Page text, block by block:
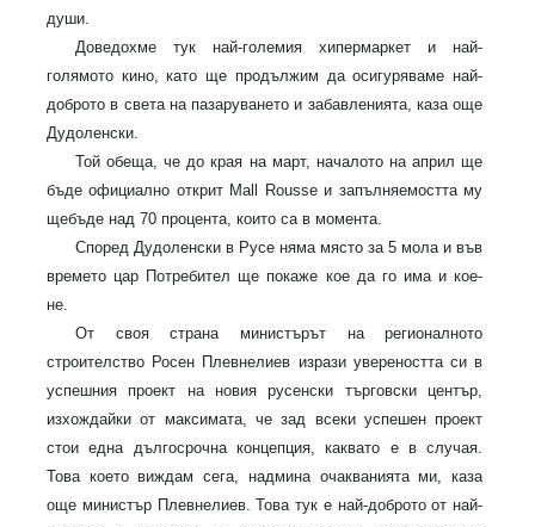
души.
Доведохме тук най-големия хипермаркет и най-
голямото кино, като ще продължим да осигуряваме най-
доброто в света на пазаруването и забавленията, каза още
Дудоленски.
Той обеща, че до края на март, началото на април ще
бъде официално открит Mall Rousseи запълняемостта му
щебъде над 70 процента, които са в момента.
Според Дудоленски в Русе няма място за 5 мола и във
времето цар Потребител ще покаже кое да го има и кое-
не.
От своя страна министърът на регионалното
строителство Росен Плевнелиев изрази увереността си в
успешния проект на новия русенски търговски център,
изхождайки от максимата, че зад всеки успешен проект
стои една дългосрочна концепция, каквато е в случая.
Това което виждам сега, надмина очакванията ми, каза
още министър Плевнелиев. Това тук е най-доброто от най-